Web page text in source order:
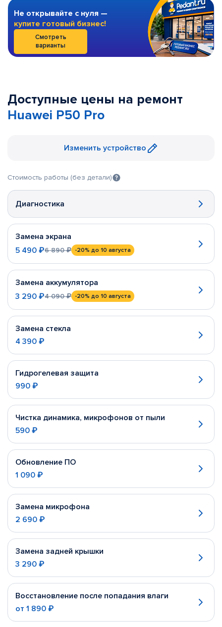
Не открывайте с нуля —
купите готовый бизнес!
Смотреть
варианты
Доступные цены на ремонт
Huawei P50 Pro
Изменить устройство
Стоимость работы (без детали)
Диагностика
Замена экрана
5 490 ₽6 890 ₽ -20% до 10 августа
Замена аккумулятора
3 290 ₽4 090 ₽ -20% до 10 августа
Замена стекла
4 390 ₽
Гидрогелевая защита
990 ₽
Чистка динамика, микрофонов от пыли
590 ₽
Обновление ПО
1 090 ₽
Замена микрофона
2 690 ₽
Замена задней крышки
3 290 ₽
Восстановление после попадания влаги
от 1 890 ₽